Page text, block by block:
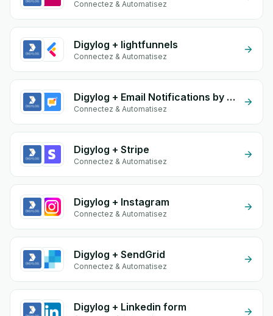
Connectez & Automatisez
Digylog + lightfunnels
Connectez & Automatisez
Digylog + Email Notifications by eGrow
Connectez & Automatisez
Digylog + Stripe
Connectez & Automatisez
Digylog + Instagram
Connectez & Automatisez
Digylog + SendGrid
Connectez & Automatisez
Digylog + Linkedin form